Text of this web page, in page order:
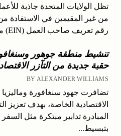
تظل الولايات المتحدة جاذبة
من غير المقيمين في الاستفادة
رقم تعريف صاحب العمل (EIN) من مصلحة...
تنشيط منطقة جوهور
حقبة جديدة من التآزر
BY ALEXANDER WILLIAMS
تضافرت جهود سنغافورة وماليزيا
الاقتصادية الخاصة، بهدف تعزيز
المبادرة تدابير مبتكرة مثل
بتبسيط...